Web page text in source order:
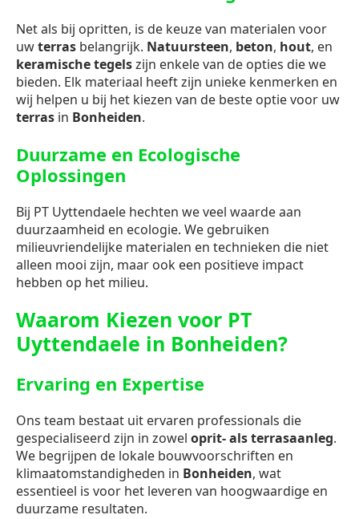
Net als bij opritten, is de keuze van materialen voor
uwterras belangrijk. Natuursteen, beton, hout, en
keramische tegelszijn enkele van de opties die we
bieden. Elk materiaal heeft zijn unieke kenmerken en
wij helpen u bij het kiezen van de beste optie voor uw
terras in Bonheiden.
Duurzame en Ecologische
Oplossingen
Bij PT Uyttendaele hechten we veel waarde aan
duurzaamheid en ecologie. We gebruiken
milieuvriendelijke materialen en technieken die niet
alleen mooi zijn, maar ook een positieve impact
hebben op het milieu.
Waarom Kiezen voor PT
Uyttendaele in Bonheiden?
Ervaring en Expertise
Ons team bestaat uit ervaren professionals die
gespecialiseerd zijn in zowel oprit- als terrasaanleg.
We begrijpen de lokale bouwvoorschriften en
klimaatomstandigheden in Bonheiden, wat
essentieel is voor het leveren van hoogwaardige en
duurzame resultaten.